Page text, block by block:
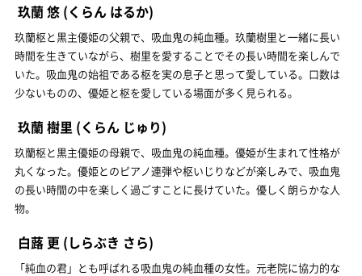
玖蘭 悠 (くらん はるか)
玖蘭枢と黒主優姫の父親で、吸血鬼の純血種。玖蘭樹里と一緒に長い
時間を生きていながら、樹里を愛することでその長い時間を楽しんで
いた。吸血鬼の始祖である枢を実の息子と思って愛している。口数は
少ないものの、優姫と枢を愛している場面が多く見られる。
玖蘭 樹里 (くらん じゅり)
玖蘭枢と黒主優姫の母親で、吸血鬼の純血種。優姫が生まれて性格が
丸くなった。優姫とのピアノ連弾や枢いじりなどが楽しみで、吸血鬼
の長い時間の中を楽しく過ごすことに長けていた。優しく朗らかな人
物。
白蕗 更 (しらぶき さら)
「純血の君」とも呼ばれる吸血鬼の純血種の女性。元老院に協力的な